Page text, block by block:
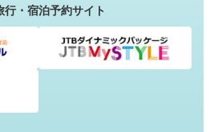
行・宿泊予約サイト